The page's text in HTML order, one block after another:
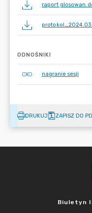
raport
ODNOŚNIKI
nagranie sesji
DRUKUJ ZAPISZ DO
Biuletyn